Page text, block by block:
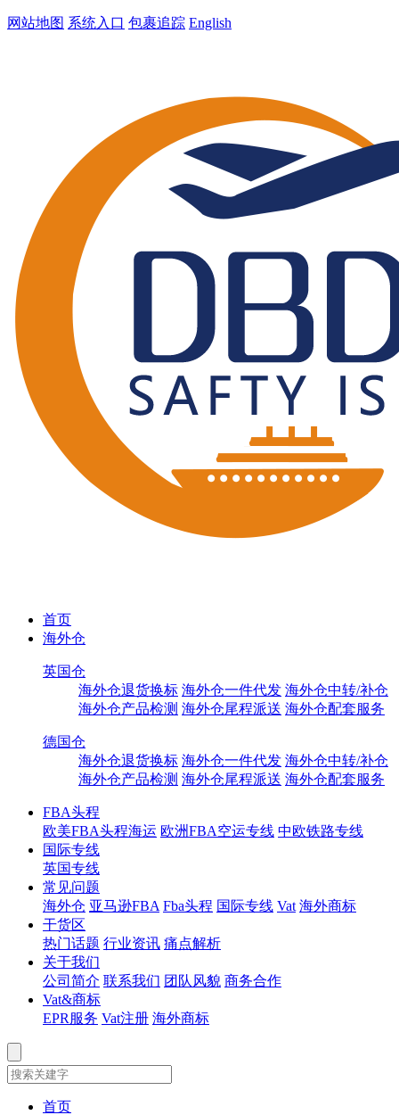
网站地图 系统入口 包裹追踪 English
首页
海外仓
英国仓
海外仓退货换标 海外仓一件代发 海外仓中转/补仓
海外仓产品检测 海外仓尾程派送 海外仓配套服务
德国仓
海外仓退货换标 海外仓一件代发 海外仓中转/补仓
海外仓产品检测 海外仓尾程派送 海外仓配套服务
FBA头程
欧美FBA头程海运 欧洲FBA空运专线 中欧铁路专线
国际专线
英国专线
常见问题
海外仓 亚马逊FBA Fba头程 国际专线 Vat 海外商标
干货区
热门话题 行业资讯 痛点解析
关于我们
公司简介 联系我们 团队风貌 商务合作
Vat&商标
EPR服务 Vat注册 海外商标
首页